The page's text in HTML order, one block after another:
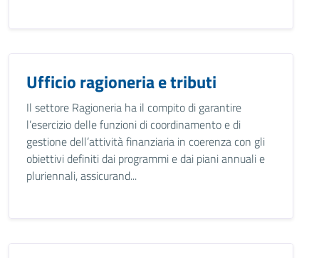
Ufficio ragioneria e tributi
Il settore Ragioneria ha il compito di garantire
l’esercizio delle funzioni di coordinamento e di
gestione dell’attività finanziaria in coerenza con gli
obiettivi definiti dai programmi e dai piani annuali e
pluriennali, assicurand...